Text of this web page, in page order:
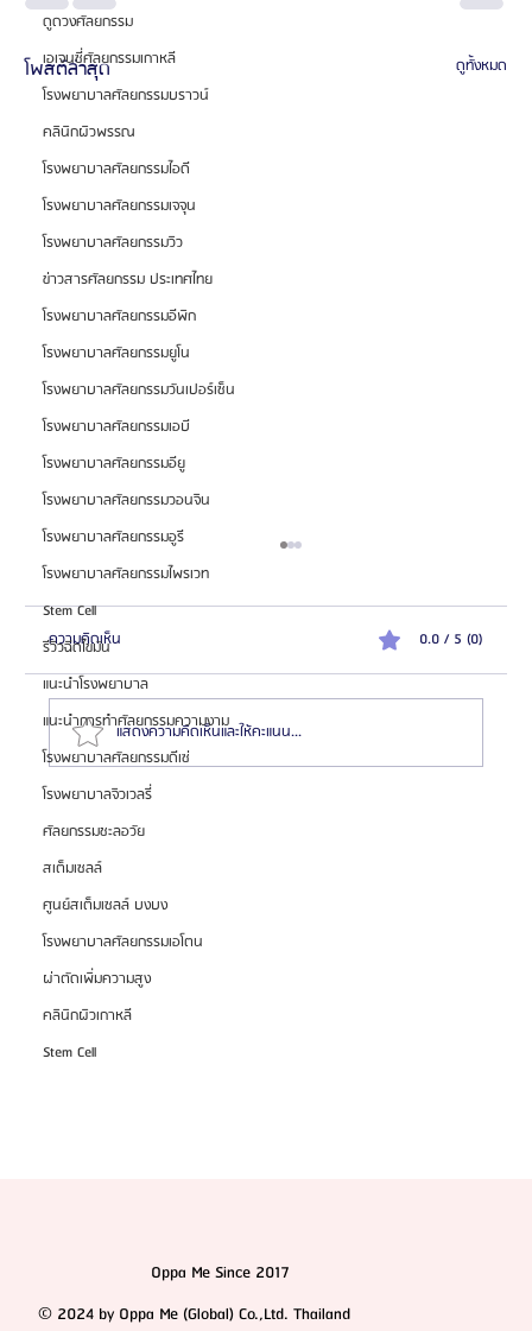
ดูดวงศัลยกรรม
เอเจนซี่ศัลยกรรมเกาหลี
โรงพยาบาลศัลยกรรมบราวน์
คลินิกผิวพรรณ
โรงพยาบาลศัลยกรรมไอดี
โรงพยาบาลศัลยกรรมเจจุน
โรงพยาบาลศัลยกรรมวิว
ข่าวสารศัลยกรรม ประเทศไทย
โรงพยาบาลศัลยกรรมอีพิก
โรงพยาบาลศัลยกรรมยูโน
โรงพยาบาลศัลยกรรมวันเปอร์เซ็น
โรงพยาบาลศัลยกรรมเอบี
โรงพยาบาลศัลยกรรมอียู
โรงพยาบาลศัลยกรรมวอนจิน
โรงพยาบาลศัลยกรรมอูรี
โรงพยาบาลศัลยกรรมไพรเวท
Stem Cell
รีวิวฉีดไขมัน
แนะนำโรงพยาบาล
แนะนำการทำศัลยกรรมความงาม
โรงพยาบาลศัลยกรรมดีเซ่
โรงพยาบาลจิวเวลรี่
ศัลยกรรมชะลอวัย
สเต็มเซลล์
ศูนย์สเต็มเซลล์ บงบง
โรงพยาบาลศัลยกรรมเอโตน
ผ่าตัดเพิ่มความสูง
คลินิกผิวเกาหลี
Stem Cell
โพสต์ล่าสุด ดูทั้งหมด
HemaPure โปรแกรมฟอกเลือดเกาหลี ฟื้นฟูเซลล์และ
สุขภาพลึก
ความคิดเห็น 0.0 / 5 (0)
แสดงความคิดเห็นและให้คะแนน...
Oppa Me Since 2017
© 2024 by Oppa Me (Global) Co.,Ltd. Thailand